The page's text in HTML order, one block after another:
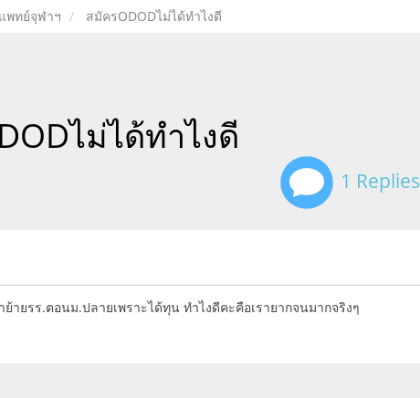
พทย์จุฬาฯ สมัครODODไม่ได้ทำไงดี
ไม่ได้ทำไงดี
1 Replies
ย้ายรร.ตอนม.ปลายเพราะได้ทุน ทำไงดีคะคือเรายากจนมากจริงๆ